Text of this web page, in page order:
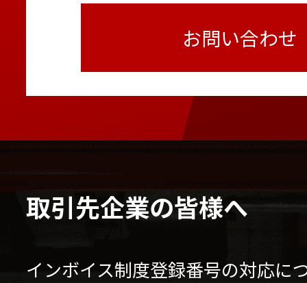
お問い合わせ
取引先企業の皆様へ
インボイス制度登録番号の対応に